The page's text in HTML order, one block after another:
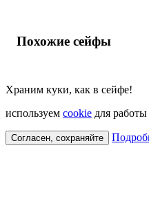
Похожие сейфы
Храним куки, как в сейфе!
используем cookie для работы
Согласен, сохраняйте